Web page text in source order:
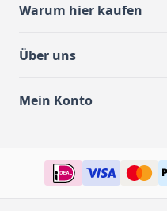
Warum hier kaufen
Über uns
Mein Konto